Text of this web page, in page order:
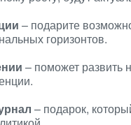
– подарите
горизонтов.
– поможет развить
– подарок,